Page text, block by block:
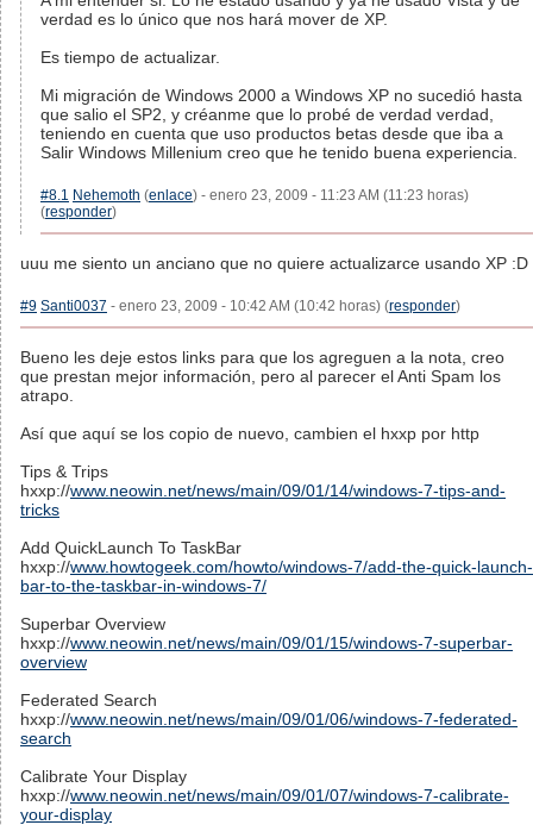
verdad es lo único que nos hará mover de XP.
Es tiempo de actualizar.
Mi migración de Windows 2000 a Windows XP no sucedió hasta
que salio el SP2, y créanme que lo probé de verdad verdad,
teniendo en cuenta que uso productos betas desde que iba a
Salir Windows Millenium creo que he tenido buena experiencia.
#8.1 Nehemoth (enlace) - enero 23, 2009 - 11:23 AM (11:23 horas)
(responder)
uuu me siento un anciano que no quiere actualizarce usando XP :D
#9 Santi0037 - enero 23, 2009 - 10:42 AM (10:42 horas) (responder)
Bueno les deje estos links para que los agreguen a la nota, creo
que prestan mejor información, pero al parecer el Anti Spam los
atrapo.
Así que aquí se los copio de nuevo, cambien el hxxp por http
Tips & Trips
hxxp://www.neowin.net/news/main/09/01/14/windows-7-tips-and-
tricks
Add QuickLaunch To TaskBar
hxxp://www.howtogeek.com/howto/windows-7/add-the-quick-launch-
bar-to-the-taskbar-in-windows-7/
Superbar Overview
hxxp://www.neowin.net/news/main/09/01/15/windows-7-superbar-
overview
Federated Search
hxxp://www.neowin.net/news/main/09/01/06/windows-7-federated-
search
Calibrate Your Display
hxxp://www.neowin.net/news/main/09/01/07/windows-7-calibrate-
your-display